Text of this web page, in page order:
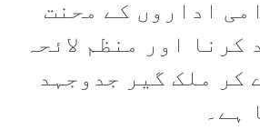
اداروں کے محنت
اور منظم لائحہ
کر ملک گیر جدوجہد
ہے۔